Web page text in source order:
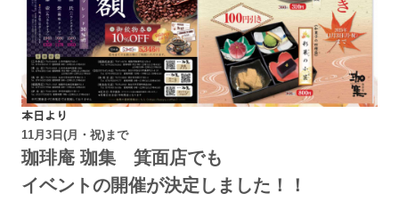
本日より
11月3日(月・祝)まで
珈琲庵 珈集 箕面店でも
イベントの開催が決定しました！！